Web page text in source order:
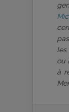
ou
à